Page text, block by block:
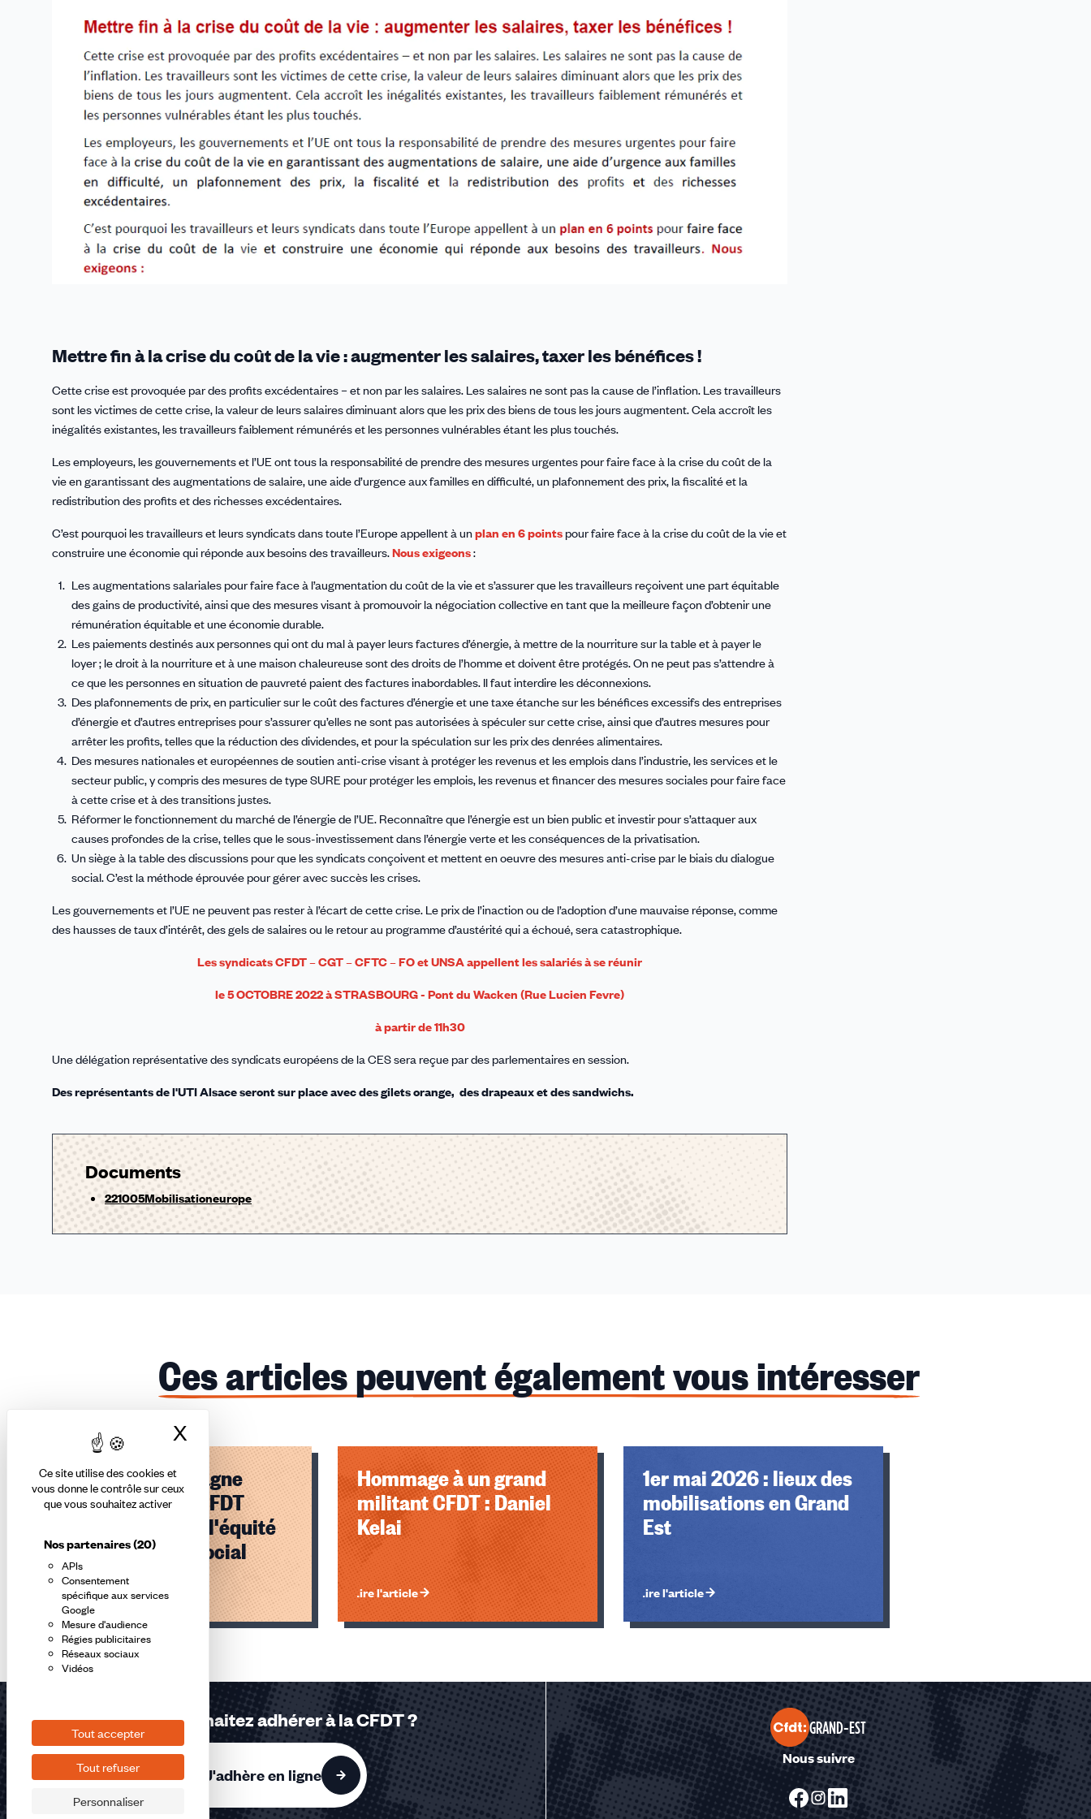
Ce site utilise des cookies et
vous donne le contrôle sur ceux
que vous souhaitez activer
Nos partenaires(20)
APIs
Consentement
spécifique aux services
Google
Mesure d'audience
Régies publicitaires
Réseaux sociaux
Vidéos
Tout accepter
Tout refuser
Personnaliser
X
Mettre fin à la crise du coût de la vie : augmenter les salaires, taxer les bénéfices !
Cette crise est provoquée par des profits excédentaires – et non par les salaires. Les salaires ne sont pas la cause de l’inflation. Les travailleurs
sont les victimes de cette crise, la valeur de leurs salaires diminuant alors que les prix des biens de tous les jours augmentent. Cela accroît les
inégalités existantes, les travailleurs faiblement rémunérés et les personnes vulnérables étant les plus touchés.
Les employeurs, les gouvernements et l’UE ont tous la responsabilité de prendre des mesures urgentes pour faire face à la crise du coût de la
vie en garantissant des augmentations de salaire, une aide d’urgence aux familles en difficulté, un plafonnement des prix, la fiscalité et la
redistribution des profits et des richesses excédentaires.
C’est pourquoi les travailleurs et leurs syndicats dans toute l’Europe appellent à unplan en 6 points pour faire face à la crise du coût de la vie et
construire une économie qui réponde aux besoins des travailleurs.Nous exigeons:
Les augmentations salariales pour faire face à l’augmentation du coût de la vie et s’assurer que les travailleurs reçoivent une part équitable
des gains de productivité, ainsi que des mesures visant à promouvoir la négociation collective en tant que la meilleure façon d’obtenir une
rémunération équitable et une économie durable.
Les paiements destinés aux personnes qui ont du mal à payer leurs factures d’énergie, à mettre de la nourriture sur la table et à payer le
loyer ; le droit à la nourriture et à une maison chaleureuse sont des droits de l’homme et doivent être protégés. On ne peut pas s’attendre à
ce que les personnes en situation de pauvreté paient des factures inabordables. Il faut interdire les déconnexions.
Des plafonnements de prix, en particulier sur le coût des factures d’énergie et une taxe étanche sur les bénéfices excessifs des entreprises
d’énergie et d’autres entreprises pour s’assurer qu’elles ne sont pas autorisées à spéculer sur cette crise, ainsi que d’autres mesures pour
arrêter les profits, telles que la réduction des dividendes, et pour la spéculation sur les prix des denrées alimentaires.
Des mesures nationales et européennes de soutien anti-crise visant à protéger les revenus et les emplois dans l’industrie, les services et le
secteur public, y compris des mesures de type SURE pour protéger les emplois, les revenus et financer des mesures sociales pour faire face
à cette crise et à des transitions justes.
Réformer le fonctionnement du marché de l’énergie de l’UE. Reconnaître que l’énergie est un bien public et investir pour s’attaquer aux
causes profondes de la crise, telles que le sous-investissement dans l’énergie verte et les conséquences de la privatisation.
Un siège à la table des discussions pour que les syndicats conçoivent et mettent en oeuvre des mesures anti-crise par le biais du dialogue
social. C’est la méthode éprouvée pour gérer avec succès les crises.
Les gouvernements et l’UE ne peuvent pas rester à l’écart de cette crise. Le prix de l’inaction ou de l’adoption d’une mauvaise réponse, comme
des hausses de taux d’intérêt, des gels de salaires ou le retour au programme d’austérité qui a échoué, sera catastrophique.
Les syndicats CFDT – CGT – CFTC – FO et UNSA appellent les salariés à se réunir
le 5 OCTOBRE 2022 à STRASBOURG - Pont du Wacken (Rue Lucien Fevre)
à partir de 11h30
Une délégation représentative des syndicats européens de la CES sera reçue par des parlementaires en session.
Des représentants de l'UTI Alsace seront sur place avec des gilets orange, des drapeaux et des sandwichs.
Documents
221005Mobilisationeurope
Ces articles peuvent également vous intéresser
Troyes Champagne
Métropole : la CFDT
mobilisée pour l'équité
et le dialogue social
Lire l'article
Hommage à un grand
militant CFDT : Daniel
Kelai
Lire l'article
1er mai 2026 : lieux des
mobilisations en Grand
Est
Lire l'article
Éléments
1,
2,
accessibles
Vous souhaitez adhérer à la CFDT ?
J'adhère en ligne
GRAND-EST
Nous suivre